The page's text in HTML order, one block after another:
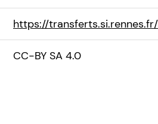
https://
CC-BY SA 4.0